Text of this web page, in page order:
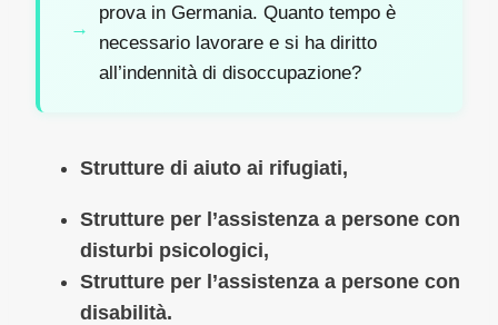
prova in Germania. Quanto tempo è
necessario lavorare e si ha diritto
all’indennità di disoccupazione?
Strutture di aiuto ai rifugiati,
Strutture per l’assistenza a persone con
disturbi psicologici,
Strutture per l’assistenza a persone con
disabilità.